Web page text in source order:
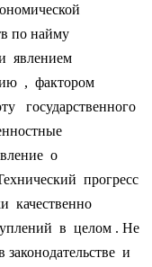
по найму
явлением
, фактором
государственного
о
прогресс
качественно
в целом . Не
и